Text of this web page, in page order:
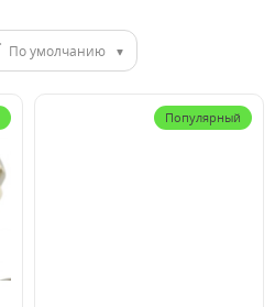
По умолчанию
Популярный